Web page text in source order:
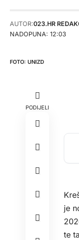
NADOPUNA: 12:03
AUTOR:023.HR
UNIZD
PODIJELI
je
te